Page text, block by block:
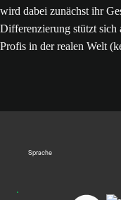
wird dabei zunächst ihr
Differenzierung stützt sich
Profis in der realen Welt
Sprache